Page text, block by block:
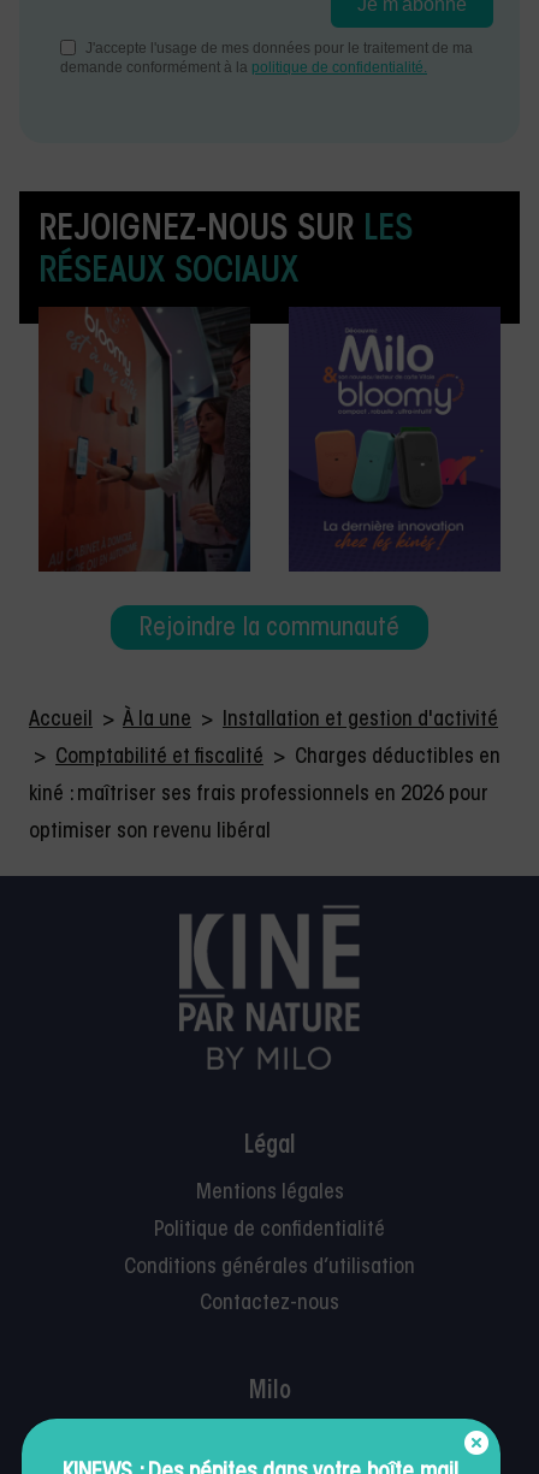
REJOIGNEZ-NOUS SUR LES
RÉSEAUX SOCIAUX
Rejoindre la communauté
Accueil > À la une >
Installation et gestion d'activité
> Comptabilité et fiscalité > Charges déductibles en
kiné : maîtriser ses frais professionnels en 2026 pour
optimiser son revenu libéral
Légal
Mentions légales
Politique de confidentialité
Conditions générales d’utilisation
Contactez-nous
Milo